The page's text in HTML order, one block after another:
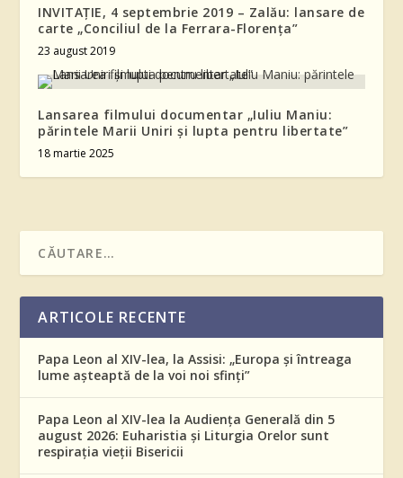
INVITAȚIE, 4 septembrie 2019 – Zalău: lansare de
carte „Conciliul de la Ferrara-Florența”
23 august 2019
Lansarea filmului documentar „Iuliu Maniu:
părintele Marii Uniri și lupta pentru libertate”
18 martie 2025
ARTICOLE RECENTE
Papa Leon al XIV-lea, la Assisi: „Europa și întreaga
lume așteaptă de la voi noi sfinți”
Papa Leon al XIV-lea la Audiența Generală din 5
august 2026: Euharistia și Liturgia Orelor sunt
respirația vieții Bisericii